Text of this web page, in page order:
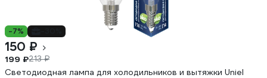
-7%
150 ₽
199 ₽213 ₽
Светодиодная лампа для холодильников и вытяжки Uniel